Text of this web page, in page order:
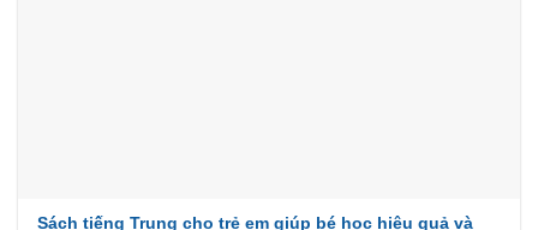
Sách tiếng Trung cho trẻ em giúp bé học hiệu quả và